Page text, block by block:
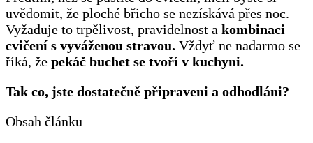
uvědomit, že ploché břicho se nezískává přes noc.
Vyžaduje to trpělivost, pravidelnost a kombinaci
cvičení s vyváženou stravou. Vždyť ne nadarmo se
říká, že pekáč buchet se tvoří v kuchyni.
Tak co, jste dostatečně připraveni a odhodláni?
Obsah článku